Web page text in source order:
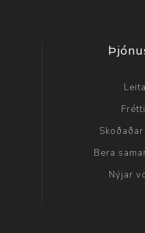
Leita
Bera
Nýjar